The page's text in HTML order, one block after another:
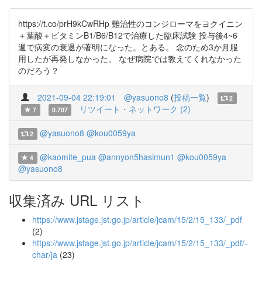
https://t.co/prH9kCwRHp 難治性のコンジローマをヨクイニン
＋葉酸＋ビタミンB1/B6/B12で治療した臨床試験 投与後4~6
週で病変の衰退が著明になった。とある。 念のため3か月服
用したが再発しなかった。 なぜ病院では教えてくれなかった
のだろう？
2021-09-04 22:19:01 @yasuono8 (投稿一覧)
2
7
0.707 リツイート・ネットワーク (2)
2 @yasuono8 @kou0059ya
4 @kaomite_pua @annyon5hasimun1 @kou0059ya
@yasuono8
収集済み URL リスト
https://www.jstage.jst.go.jp/article/jcam/15/2/15_133/_pdf
(2)
https://www.jstage.jst.go.jp/article/jcam/15/2/15_133/_pdf/-
char/ja (23)